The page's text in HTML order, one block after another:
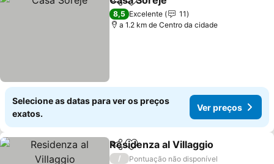
PartilharAdicionar aos favoritos
8,5 Excelente
11
a 1.2 km de Centro da cidade
Selecione as datas para ver os preços
exatos.
Ver preços
PartilharAdicionar aos favoritos
Residenza al Villaggio
/
Pontuação não disponível